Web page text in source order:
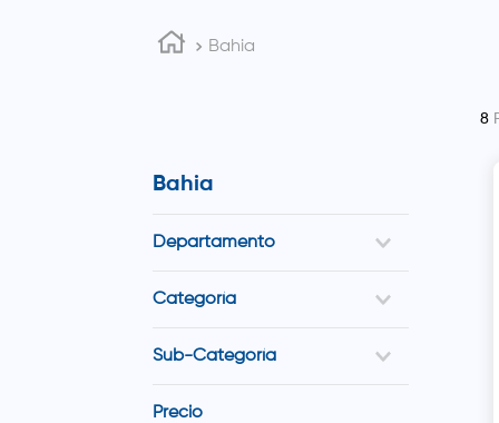
Bahia
Bahia
Departamento
Categoría
Cuidado Facial
Sub-Categoría
Precio
8